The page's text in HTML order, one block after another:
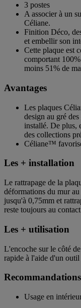
3 postes
A associer à un
Céliane.
Finition Déco,
et embellir son
Cette plaque est
comportant
moins 51% de
Avantages
Les plaques
design au gré
installé. De plus,
des collections
Céliane™
Les + installation
Le rattrapage de la
déformations du mur
jusqu'à 0,75mm et
reste toujours au
Les + utilisation
L'encoche sur le côté
rapide à l'aide d'un outil
Usage en